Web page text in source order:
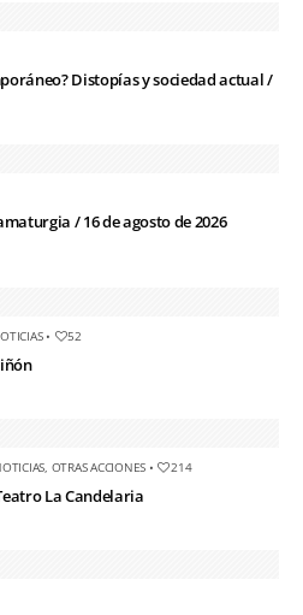
Distopías y sociedad actual /
/ 16 de agosto de 2026
• 52
OTRAS ACCIONES • 214
La Candelaria